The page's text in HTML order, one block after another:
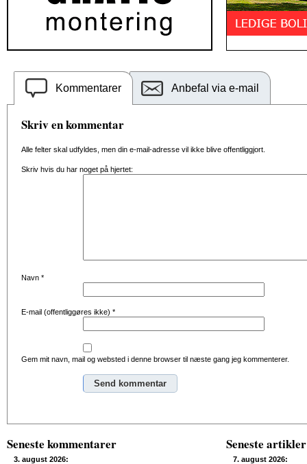
Kommentarer Anbefal via e-mail
Skriv en kommentar
Alle felter skal udfyldes, men din e-mail-adresse vil ikke blive offentliggjort.
Skriv hvis du har noget på hjertet:
Navn *
E-mail (offentliggøres ikke) *
Gem mit navn, mail og websted i denne browser til næste gang jeg kommenterer.
Seneste kommentarer
3. august 2026:
Seneste artikler
7. august 2026: